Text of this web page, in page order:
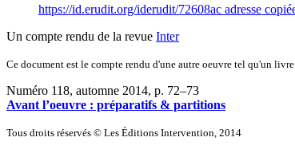
https://id.erudit.org/iderudit/72608ac adresse
Un compte rendu de la revue Inter
Ce document est le compte rendu d'une autre oeuvre tel qu'un
Numéro 118, automne 2014, p. 72–73
Avant l’oeuvre : préparatifs & partitions
Tous droits réservés © Les Éditions Intervention, 2014